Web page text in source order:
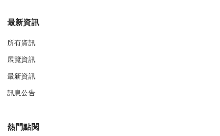
最新資訊
所有資訊
展覽資訊
最新資訊
訊息公告
熱門點閱